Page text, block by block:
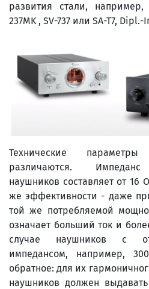
развития стали,
237MK , SV-737 или SA-T7, Dipl.-
Технические
различаются. Импеданс
наушников составляет от
же эффективности - даже
той же потребляемой
означает больший ток и
случае наушников с
импедансом, например,
обратное: для их
наушников должен